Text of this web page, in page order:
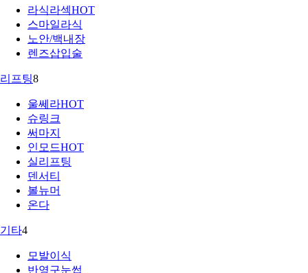
라식라섹HOT
스마일라식
노안/백내장
렌즈삽입술
리프팅8
울쎄라HOT
슈링크
써마지
인모드HOT
실리프팅
덴서티
볼뉴머
온다
기타4
모발이식
반영구눈썹